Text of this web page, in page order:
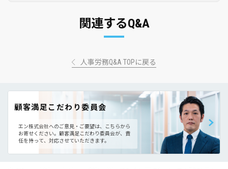
関連するQ&A
人事労務Q&A TOPに戻る
顧客満足こだわり委員会
エン株式会社へのご意見・ご要望は、こちらから
お寄せください。 顧客満足こだわり委員会が、責
任を持って、対応させていただきます。